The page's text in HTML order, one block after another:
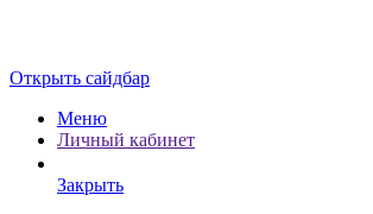
Открыть сайдбар
Меню
Личный кабинет
Закрыть